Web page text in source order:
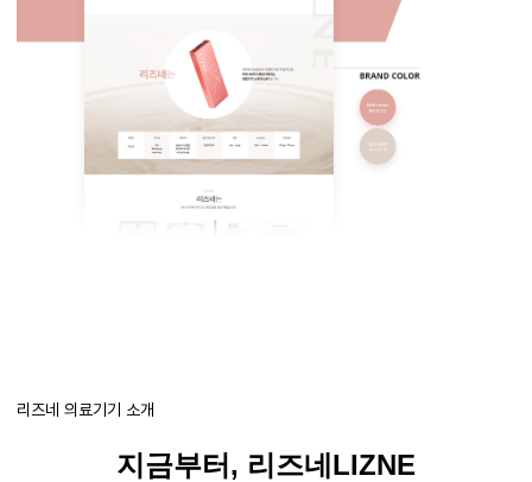
리즈네 의료기기 소개
지금부터 , 리즈네LIZNE